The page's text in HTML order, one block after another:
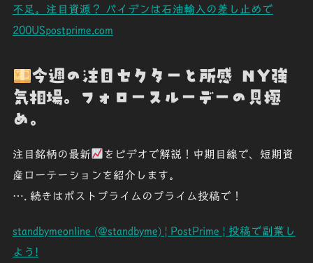
不足。注目資源？ バイデンは石油輸入の差し止めで
200USpostprime.com
今週の注目セクターと所感 NY強
気相場。フォロースルーデーの見極
め。
注目銘柄の最新
をビデオで解説！中期目線で、短期資
産ローテーションを紹介します。
…. 続きはポストプライムのプライム投稿で！
standbymeonline (@standbyme) | PostPrime | 投稿で副業し
よう!